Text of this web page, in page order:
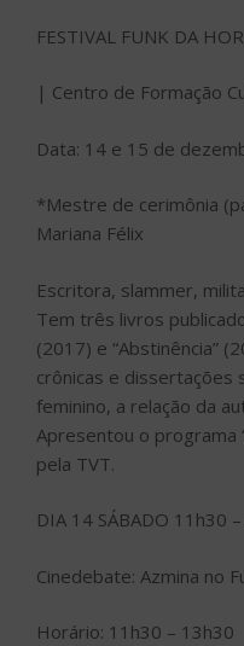
FESTIVAL FUNK DA
| Centro de Formação
Data: 14 e 15 de
*Mestre de cerimônia
Mariana Félix
Escritora, slammer,
Tem três livros
(2017) e “Abstinência”
crônicas e
feminino, a relação da
Apresentou o programa
pela TVT.
DIA 14 SÁBADO 11h30
Cinedebate: Azmina no
Horário: 11h30 – 13h30